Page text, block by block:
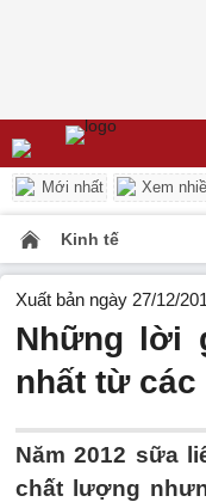
Mới nhất Xem
Kinh tế
Xuất bản ngày 27/12/
Những lời
nhất từ
Năm 2012 sữa
chất lượng